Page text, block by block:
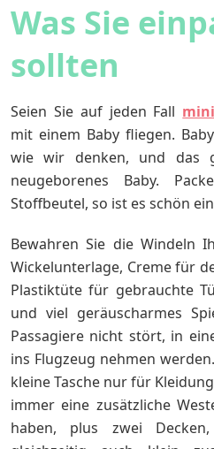
Was Sie
sollten
Seien Sie auf jeden Fall
mit einem Baby fliegen.
wie wir denken, und das
neugeborenes Baby.
Stoffbeutel, so ist es schön
Bewahren Sie die Windeln
Wickelunterlage, Creme für
Plastiktüte für gebrauchte
und viel geräuscharmes
Passagiere nicht stört, in
ins Flugzeug nehmen
kleine Tasche nur für
immer eine zusätzliche
haben, plus zwei